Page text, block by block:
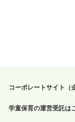
コーポレートサイト（
学童保育の運営受託は